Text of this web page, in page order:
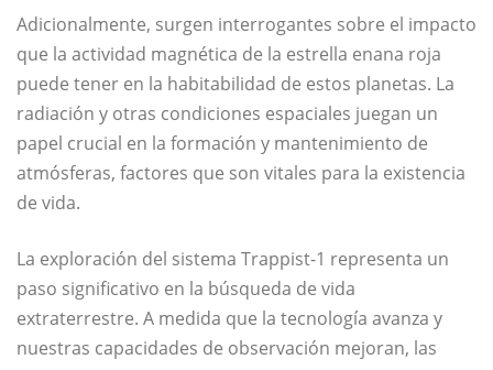
Adicionalmente, surgen interrogantes sobre el impacto
que la actividad magnética de la estrella enana roja
puede tener en la habitabilidad de estos planetas. La
radiación y otras condiciones espaciales juegan un
papel crucial en la formación y mantenimiento de
atmósferas, factores que son vitales para la existencia
de vida.
La exploración del sistema Trappist-1 representa un
paso significativo en la búsqueda de vida
extraterrestre. A medida que la tecnología avanza y
nuestras capacidades de observación mejoran, las